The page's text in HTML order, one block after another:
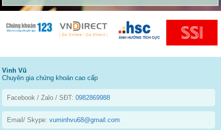
Vinh Vũ
Chuyên gia chứng khoán cao cấp
Facebook / Zalo / SĐT:0982869988
Email/ Skype:vuminhvu68@gmail.com